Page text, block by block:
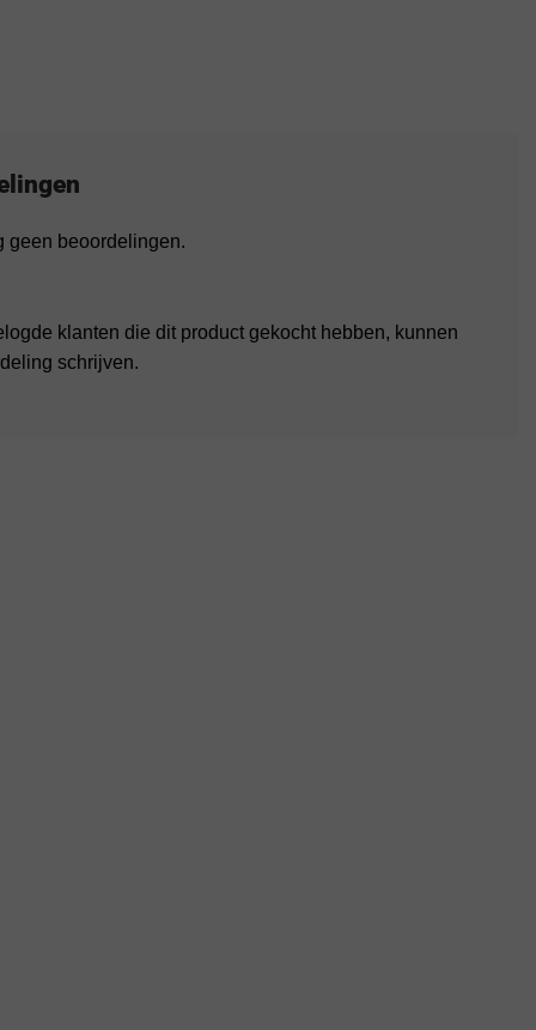
geen beoordelingen.
klanten die dit product gekocht hebben, kunnen
schrijven.